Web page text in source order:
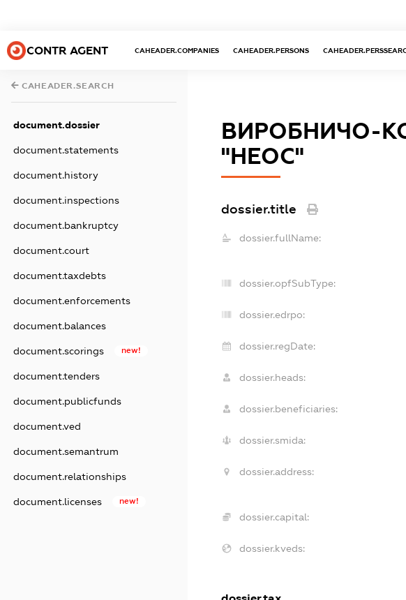
CONTR AGENT CAHEADER.COMPANIES CAHEADER.PERSONS
CAHEADER.SEARCH
document.dossier
document.statements
document.history
document.inspections
document.bankruptcy
document.court
document.taxdebts
document.enforcements
document.balances
document.scorings new!
document.tenders
document.publicfunds
document.ved
document.semantrum
document.relationships
document.licenses new!
ВИРОБНИЧО-
"НЕОС"
dossier.title
dossier.fullName:
dossier.opfSubType:
dossier.edrpo:
dossier.regDate:
dossier.heads:
dossier.beneficiaries:
dossier.smida:
dossier.address:
dossier.capital:
dossier.kveds: